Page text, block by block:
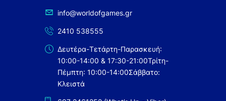
info@worldofgames.gr
2410 538555
Δευτέρα-Τετάρτη-Παρασκευή:
10:00-14:00 & 17:30-21:00Τρίτη-
Πέμπτη: 10:00-14:00Σάββατο:
Κλειστά